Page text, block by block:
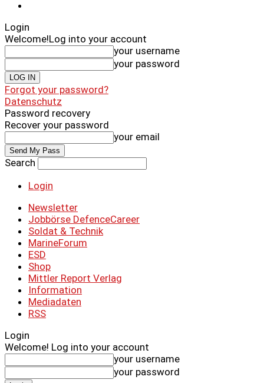
Login
Welcome!Log into your account
your username
your password
Forgot your password?
Datenschutz
Password recovery
Recover your password
your email
Search
Login
Newsletter
Jobbörse DefenceCareer
Soldat & Technik
MarineForum
ESD
Shop
Mittler Report Verlag
Information
Mediadaten
RSS
Login
Welcome! Log into your account
your username
your password